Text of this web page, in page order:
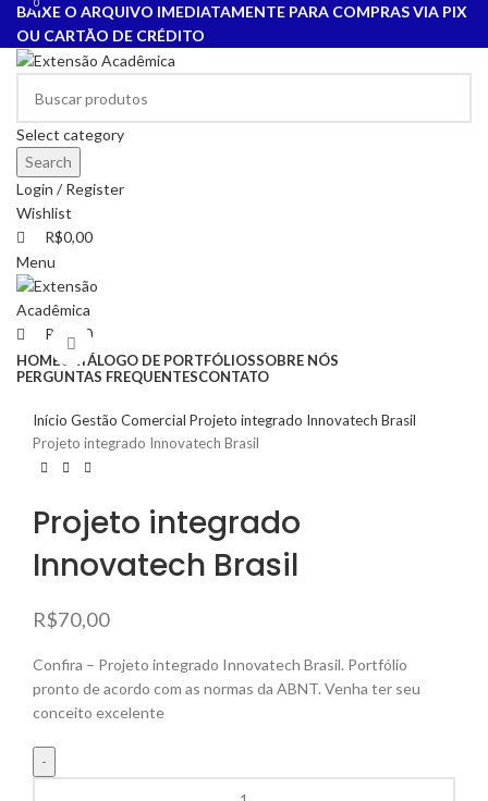
BAIXE O ARQUIVO IMEDIATAMENTE PARA COMPRAS VIA PIX
OU CARTÃO DE CRÉDITO
Select category
Search
Login / Register
Wishlist
0
R$0,00
Menu
0
R$ 0,00
HOMECATÁLOGO DE PORTFÓLIOSSOBRE NÓS
PERGUNTAS FREQUENTESCONTATO
Início Gestão Comercial Projeto integrado Innovatech Brasil
Projeto integrado Innovatech Brasil
Projeto integrado
Innovatech Brasil
R$70,00
Confira – Projeto integrado Innovatech Brasil. Portfólio
pronto de acordo com as normas da ABNT. Venha ter seu
conceito excelente